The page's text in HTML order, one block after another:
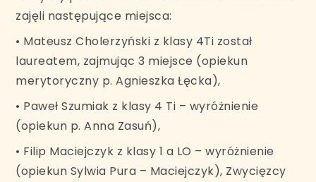
zajęli następujące miejsca:
• Mateusz Cholerzyński z klasy 4Ti został
laureatem, zajmując 3 miejsce (opiekun
merytoryczny p. Agnieszka Łęcka),
• Paweł Szumiak z klasy 4 Ti – wyróżnienie
(opiekun p. Anna Zasuń),
• Filip Maciejczyk z klasy 1 a LO – wyróżnienie
(opiekun Sylwia Pura – Maciejczyk), Zwycięzcy